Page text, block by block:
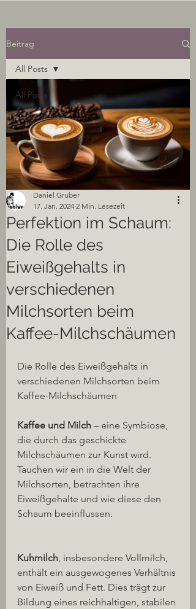
Beitrag
All Posts
Zubereitung
All Posts
Perfektion im Schaum:
Die Rolle des
Eiweißgehalts in
verschiedenen
Milchsorten beim
Kaffee-Milchschäumen
Daniel Gruber
17. Jan. 2024 2 Min. Lesezeit
Die Rolle des Eiweißgehalts in
verschiedenen Milchsorten beim
Kaffee-Milchschäumen
Kaffee und Milch – eine Symbiose,
die durch das geschickte
Milchschäumen zur Kunst wird.
Tauchen wir ein in die Welt der
Milchsorten, betrachten ihre
Eiweißgehalte und wie diese den
Schaum beeinflussen.
Kuhmilch, insbesondere Vollmilch,
enthält ein ausgewogenes Verhältnis
von Eiweiß und Fett. Dies trägt zur
Bildung eines reichhaltigen, stabilen